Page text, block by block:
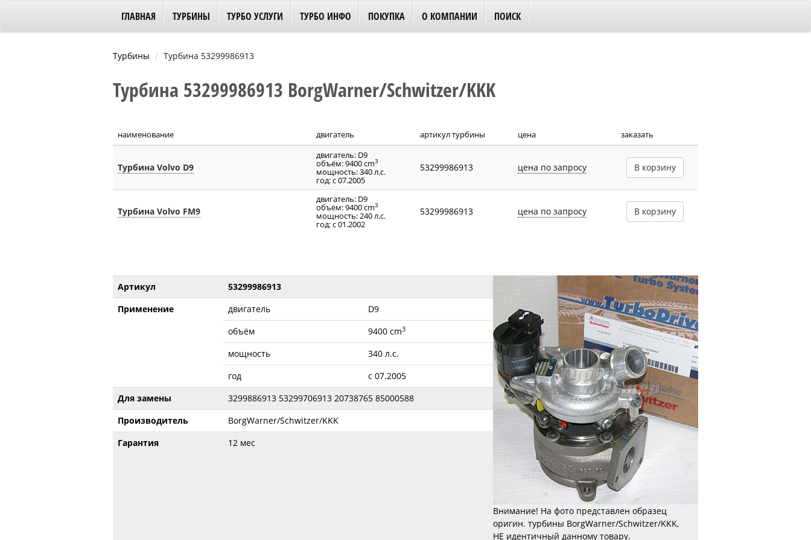
ГЛАВНАЯ ТУРБИНЫ ТУРБО УСЛУГИ ТУРБО ИНФО ПОКУПКА О КОМПАНИИ ПОИСК
Турбины Турбина 53299986913
Турбина 53299986913 BorgWarner/Schwitzer/KKK
наименование двигатель артикул турбины цена заказать
Турбина Volvo D9
двигатель: D9
объём: 9400 cm3
мощность: 340 л.с.
год: с 07.2005
53299986913 цена по запросу В корзину
Турбина Volvo FM9
двигатель: D9
объём: 9400 cm3
мощность: 240 л.с.
год: с 01.2002
53299986913 цена по запросу В корзину
Артикул
53299986913
Применение
двигатель
D9
объём
9400 cm3
мощность
340 л.с.
год
с 07.2005
Для замены
3299886913 53299706913 20738765 85000588
Производитель
BorgWarner/Schwitzer/KKK
Гарантия
12 мес
Внимание! На фото представлен образец
оригин. турбины BorgWarner/Schwitzer/KKK,
НЕ идентичный данному товару.